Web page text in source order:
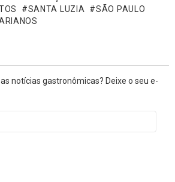
SANTA LUZIA
SÃO PAULO
notícias gastronômicas? Deixe o seu e-